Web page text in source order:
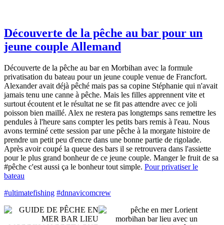
Découverte de la pêche au bar pour un
jeune couple Allemand
Découverte de la pêche au bar en Morbihan avec la formule
privatisation du bateau pour un jeune couple venue de Francfort.
Alexander avait déjà pêché mais pas sa copine Stéphanie qui n'avait
jamais tenu une canne à pêche. Mais les filles apprennent vite et
surtout écoutent et le résultat ne se fit pas attendre avec ce joli
poisson bien maillé. Alex ne restera pas longtemps sans remettre les
pendules à l'heure sans compter les petits bars remis à l'eau. Nous
avons terminé cette session par une pêche à la morgate histoire de
prendre un petit peu d'encre dans une bonne partie de rigolade.
Après avoir coupé la queue des bars il se retrouvera dans l'assiette
pour le plus grand bonheur de ce jeune couple. Manger le fruit de sa
#pêche c'est aussi ça le bonheur tout simple. Pour privatiser le
bateau
#ultimatefishing #dnnavicomcrew